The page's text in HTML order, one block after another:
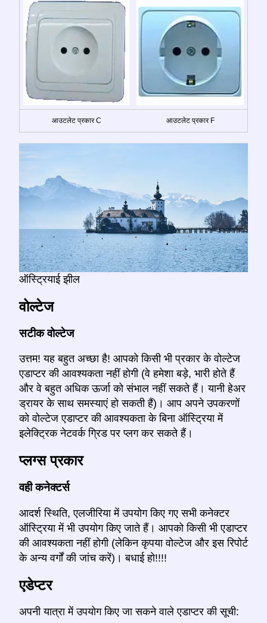
आउटलेट प्रकार C आउटलेट प्रकार F
ऑस्ट्रियाई झील
वोल्टेज
सटीक वोल्टेज
उत्तम! यह बहुत अच्छा है! आपको किसी भी प्रकार के वोल्टेज
एडाप्टर की आवश्यकता नहीं होगी (वे हमेशा बड़े, भारी होते हैं
और वे बहुत अधिक ऊर्जा को संभाल नहीं सकते हैं। यानी हेअर
ड्रायर के साथ समस्याएं हो सकती हैं)। आप अपने उपकरणों
को वोल्टेज एडाप्टर की आवश्यकता के बिना ऑस्ट्रिया में
इलेक्ट्रिक नेटवर्क ग्रिड पर प्लग कर सकते हैं।
प्लग्स प्रकार
वही कनेक्टर्स
आदर्श स्थिति, एलजीरिया में उपयोग किए गए सभी कनेक्टर
ऑस्ट्रिया में भी उपयोग किए जाते हैं। आपको किसी भी एडाप्टर
की आवश्यकता नहीं होगी (लेकिन कृपया वोल्टेज और इस रिपोर्ट
के अन्य वर्गों की जांच करें)। बधाई हो!!!!
एडेप्टर
अपनी यात्रा में उपयोग किए जा सकने वाले एडाप्टर की सूची: